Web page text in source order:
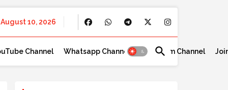
August 10, 2026
Channel Whatsapp Channel Telegram Channel